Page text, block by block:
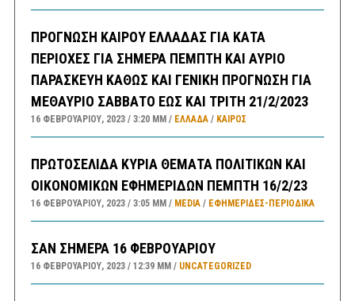
ΠΡΟΓΝΩΣΗ ΚΑΙΡΟΥ ΕΛΛΑΔΑΣ ΓΙΑ ΚΑΤΑ
ΠΕΡΙΟΧΕΣ ΓΙΑ ΣΗΜΕΡΑ ΠΕΜΠΤΗ ΚΑΙ ΑΥΡΙΟ
ΠΑΡΑΣΚΕΥΗ ΚΑΘΩΣ ΚΑΙ ΓΕΝΙΚΗ ΠΡΟΓΝΩΣΗ ΓΙΑ
ΜΕΘΑΥΡΙΟ ΣΑΒΒΑΤΟ ΕΩΣ ΚΑΙ ΤΡΙΤΗ 21/2/2023
16 ΦΕΒΡΟΥΑΡΊΟΥ, 2023 3:20 ΜΜ ΕΛΛΑΔA/ ΚΑΙΡΌΣ
ΠΡΩΤΟΣΕΛΙΔΑ ΚΥΡΙΑ ΘΕΜΑΤΑ ΠΟΛΙΤΙΚΩΝ ΚΑΙ
ΟΙΚΟΝΟΜΙΚΩΝ ΕΦΗΜΕΡΙΔΩΝ ΠΕΜΠΤΗ 16/2/23
16 ΦΕΒΡΟΥΑΡΊΟΥ, 2023 3:05 ΜΜ MEDIA/ ΕΦΗΜΕΡΊΔΕΣ-ΠΕΡΙΟΔΙΚΆ
ΣΑΝ ΣΗΜΕΡΑ 16 ΦΕΒΡΟΥΑΡΙΟΥ
16 ΦΕΒΡΟΥΑΡΊΟΥ, 2023 12:39 ΜΜ UNCATEGORIZED